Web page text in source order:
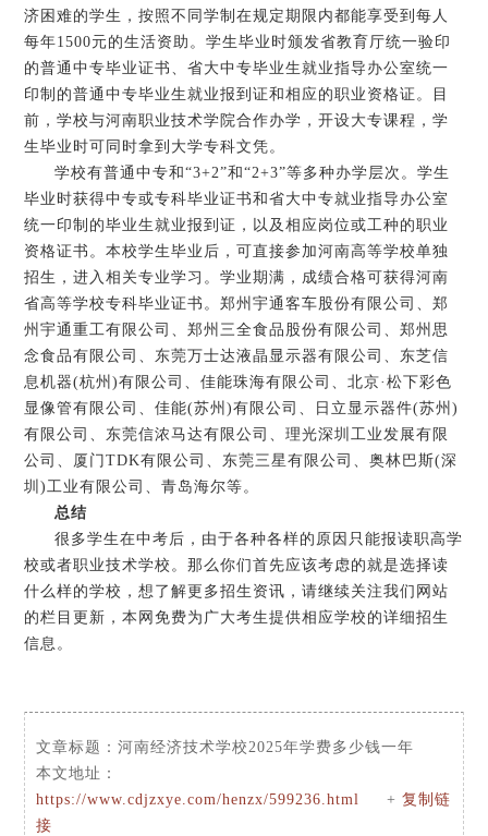
济困难的学生，按照不同学制在规定期限内都能享受到每人
每年1500元的生活资助。学生毕业时颁发省教育厅统一验印
的普通中专毕业证书、省大中专毕业生就业指导办公室统一
印制的普通中专毕业生就业报到证和相应的职业资格证。目
前，学校与河南职业技术学院合作办学，开设大专课程，学
生毕业时可同时拿到大学专科文凭。
学校有普通中专和“3+2”和“2+3”等多种办学层次。学生
毕业时获得中专或专科毕业证书和省大中专就业指导办公室
统一印制的毕业生就业报到证，以及相应岗位或工种的职业
资格证书。本校学生毕业后，可直接参加河南高等学校单独
招生，进入相关专业学习。学业期满，成绩合格可获得河南
省高等学校专科毕业证书。郑州宇通客车股份有限公司、郑
州宇通重工有限公司、郑州三全食品股份有限公司、郑州思
念食品有限公司、东莞万士达液晶显示器有限公司、东芝信
息机器(杭州)有限公司、佳能珠海有限公司、北京·松下彩色
显像管有限公司、佳能(苏州)有限公司、日立显示器件(苏州)
有限公司、东莞信浓马达有限公司、理光深圳工业发展有限
公司、厦门TDK有限公司、东莞三星有限公司、奥林巴斯(深
圳)工业有限公司、青岛海尔等。
总结
很多学生在中考后，由于各种各样的原因只能报读职高学
校或者职业技术学校。那么你们首先应该考虑的就是选择读
什么样的学校，想了解更多招生资讯，请继续关注我们网站
的栏目更新，本网免费为广大考生提供相应学校的详细招生
信息。
文章标题：河南经济技术学校2025年学费多少钱一年
本文地址：
https://www.cdjzxye.com/henzx/599236.html
+复制链
接